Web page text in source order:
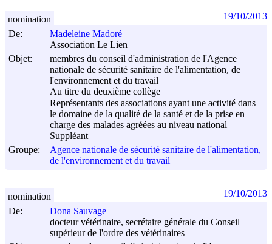
De:
Madeleine Madoré
Association Le Lien
Objet:
membres du conseil d'administration de l'Agence
nationale de sécurité sanitaire de l'alimentation, de
l'environnement et du travail
Au titre du deuxième collège
Représentants des associations ayant une activité dans
le domaine de la qualité de la santé et de la prise en
charge des malades agréées au niveau national
Suppléant
Groupe:
Agence nationale de sécurité sanitaire de l'alimentation,
de l'environnement et du travail
nomination 19/10/2013
De:
Dona Sauvage
docteur vétérinaire, secrétaire générale du Conseil
supérieur de l'ordre des vétérinaires
nomination 19/10/2013